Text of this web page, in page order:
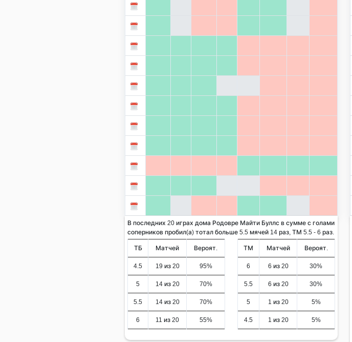
В последних 20 играх дома Родовре Майти Буллс в сумме с голами
соперников пробил(а) тотал больше 5.5 мячей 14 раз, ТМ 5.5 - 6 раз.
ТБ Матчей Вероят.
4.5 19 из 20 95%
5 14 из 20 70%
5.5 14 из 20 70%
6 11 из 20 55%
ТМ Матчей Вероят.
6 6 из 20 30%
5.5 6 из 20 30%
5 1 из 20 5%
4.5 1 из 20 5%